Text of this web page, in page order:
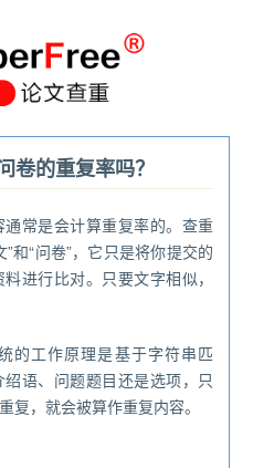
卷的重复率吗？
常是会计算重复率的。查重
和“问卷”，它只是将你提交的
进行比对。只要文字相似，
的工作原理是基于字符串匹
语、问题题目还是选项，只
复，就会被算作重复内容。